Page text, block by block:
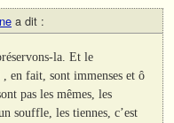
a dit :
la. Et le
en fait, sont immenses et ô
pas les mêmes, les
souffle, les tiennes, c’est